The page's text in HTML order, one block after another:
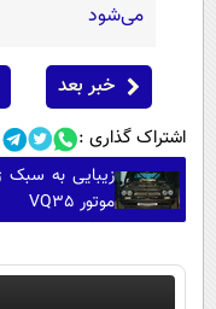
می‌شود
خبر بعد
اشتراک گذاری :
موتور VQ35